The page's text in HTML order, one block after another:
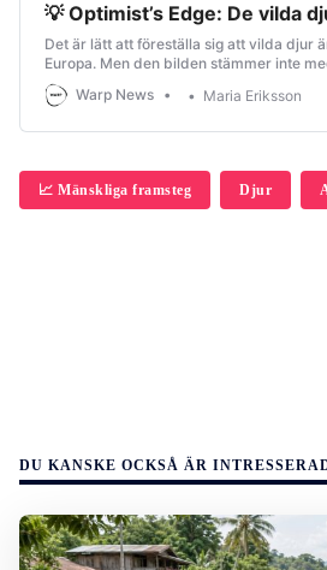
💡 Optimist’s Edge: De vilda
Det är lätt att föreställa sig att vilda djur
Europa. Men den bilden stämmer inte
håller många arter på att göra en
på flera sätt. Maria Eriksson reder ut
Warp News Maria Eriksson
📈 Mänskliga framsteg Djur
DU KANSKE OCKSÅ ÄR